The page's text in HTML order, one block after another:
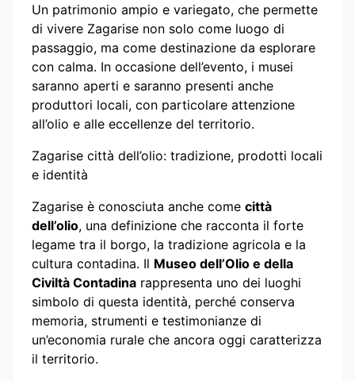
Un patrimonio ampio e variegato, che permette
di vivere Zagarise non solo come luogo di
passaggio, ma come destinazione da esplorare
con calma. In occasione dell’evento, i musei
saranno aperti e saranno presenti anche
produttori locali, con particolare attenzione
all’olio e alle eccellenze del territorio.
Zagarise città dell’olio: tradizione, prodotti locali
e identità
Zagarise è conosciuta anche come città
dell’olio, una definizione che racconta il forte
legame tra il borgo, la tradizione agricola e la
cultura contadina. Il Museo dell’Olio e della
Civiltà Contadina rappresenta uno dei luoghi
simbolo di questa identità, perché conserva
memoria, strumenti e testimonianze di
un’economia rurale che ancora oggi caratterizza
il territorio.